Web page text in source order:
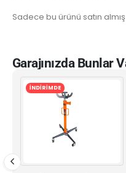
Sadece bu ürünü satın
Garajınızda Bunlar
İNDİRİMDE